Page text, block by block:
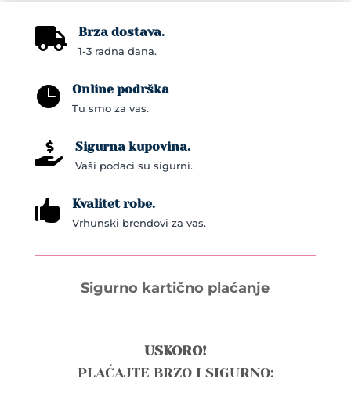
 Brza dostava.
1-3 radna dana.
 Online podrška
Tu smo za vas.
 Sigurna kupovina.
Vaši podaci su sigurni.
 Kvalitet robe.
Vrhunski brendovi za vas.
Sigurno kartično plaćanje
USKORO!
PLAĆAJTE BRZO I SIGURNO: